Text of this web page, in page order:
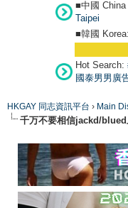
■中國 China
Taipei
■韓國 Korea:
Hot Search:
國泰男男廣
HKGAY 同志資訊平台 › Main
千万不要相信jackd/